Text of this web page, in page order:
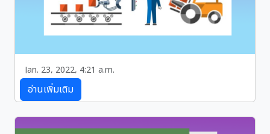
Jan. 23, 2022, 4:21 a.m.
กระบวนการออกแบบเชิงวิศวกรรม
กระบวนการออกแบบเชิงวิศวกรรมสามารถดำเนินการเพื่อ
ให้ได้ผลงานโดยทั่วไปทีอยู่ 2 แบบ คือ....
อ่านเพิ่มเติม